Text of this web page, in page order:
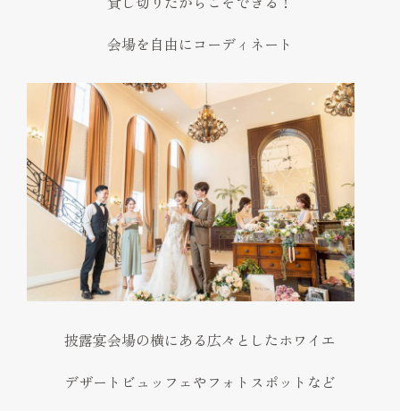
会場を自由にコーディネート
披露宴会場の横にある広々としたホワイエ
デザートビュッフェやフォトスポットなど